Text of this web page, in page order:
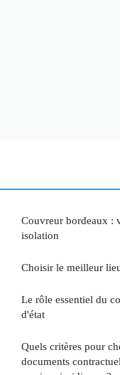
Couvreur bordeaux :
isolation
Choisir le meilleur
Le rôle essentiel du
d'état
Quels critères pour
documents